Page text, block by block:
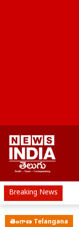
Breaking News
తెలంగాణ Telangana